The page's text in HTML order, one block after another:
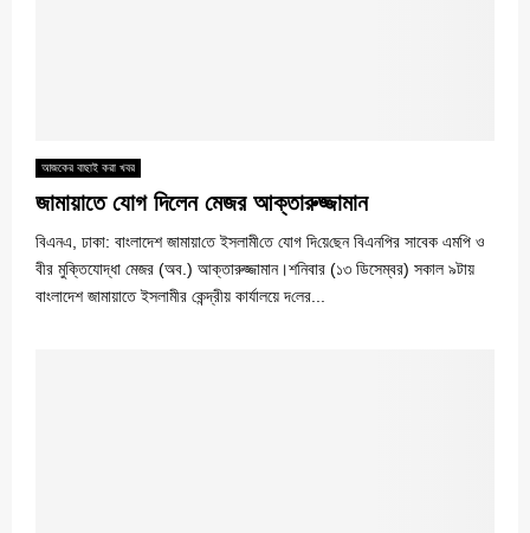
আজকের বাছাই করা খবর
জামায়াতে যোগ দিলেন মেজর আক্তারুজ্জামান
বিএনএ, ঢাকা: বাংলাদেশ জামায়া‌তে ইসলামী‌তে যোগ দি‌য়ে‌ছেন বিএনপির সাবেক এমপি ও
বীর মুক্তিযোদ্ধা মেজর (অব.) আক্তারুজ্জামান।শনিবার (১৩ ডিসেম্বর) সকাল ৯টায়
বাংলাদেশ জামায়াতে ইসলামীর কেন্দ্রীয় কার্যালয়ে দ‌লের...